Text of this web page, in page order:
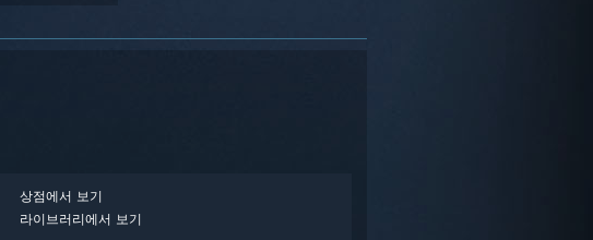
상점에서 보기
라이브러리에서 보기